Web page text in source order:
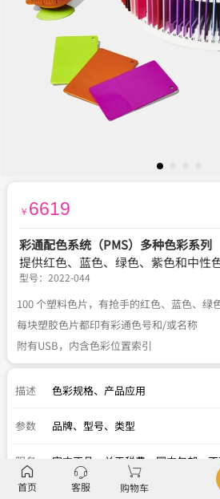
￥ 6619
彩通配色系统（PMS）多种色彩系列
提供红色、蓝色、绿色、紫色和中性
型号： 2022-044
100 个塑料色片，有抢手的红色、蓝色、绿
每块塑胶色片都印有彩通色号和/或名称
附有USB，内含色彩位置索引
描述 色彩规格、 产品应用
参数 品牌、型号、类型
服务 官方正品 关于税费 国内包邮、
首页 客服 购物车